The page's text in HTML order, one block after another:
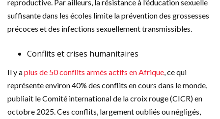
reproductive. Par ailleurs, la résistance à l’éducation sexuelle
suffisante dans les écoles limite la prévention des grossesses
précoces et des infections sexuellement transmissibles.
Conflits et crises humanitaires
Il y aplus de 50 conflits armés actifs en Afrique , ce qui
représente environ 40% des conflits en cours dans le monde,
publiait le Comité international de la croix rouge (CICR) en
octobre 2025. Ces conflits, largement oubliés ou négligés,